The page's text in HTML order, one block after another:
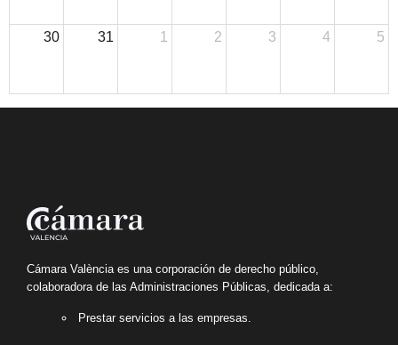
30 31 1 2 3 4 5
Cámara València es una corporación de derecho público,
colaboradora de las Administraciones Públicas, dedicada a:
Prestar servicios a las empresas.